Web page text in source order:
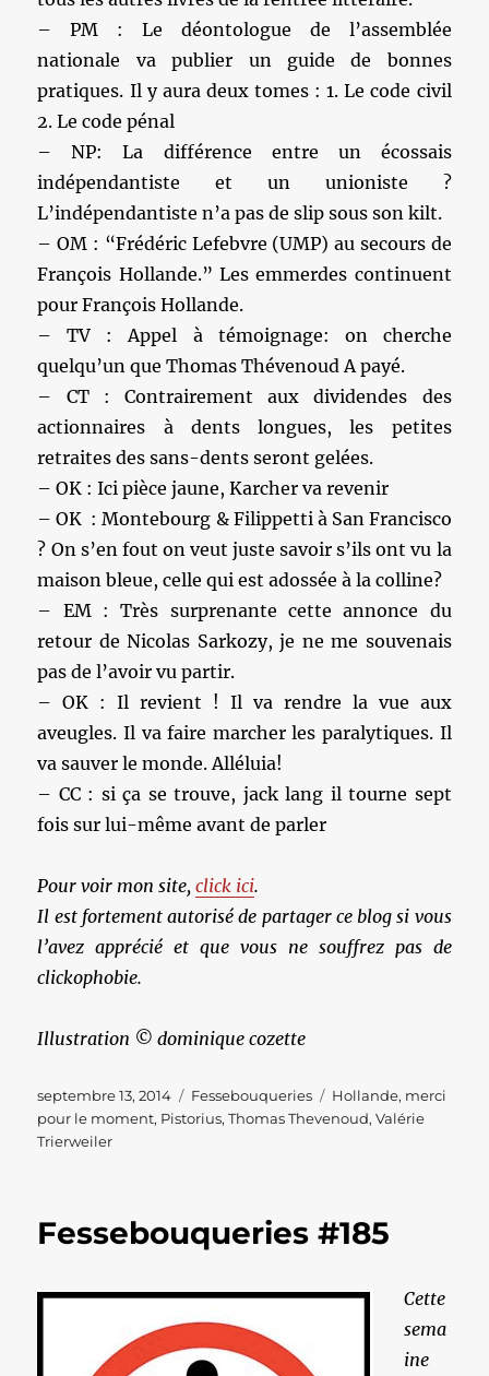
– PM : Le déontologue de l’assemblée
nationale va publier un guide de bonnes
pratiques. Il y aura deux tomes : 1. Le code civil
2. Le code pénal
– NP: La différence entre un écossais
indépendantiste et un unioniste ?
L’indépendantiste n’a pas de slip sous son kilt.
– OM : “Frédéric Lefebvre (UMP) au secours de
François Hollande.” Les emmerdes continuent
pour François Hollande.
– TV : Appel à témoignage: on cherche
quelqu’un que Thomas Thévenoud A payé.
– CT : Contrairement aux dividendes des
actionnaires à dents longues, les petites
retraites des sans-dents seront gelées.
– OK : Ici pièce jaune, Karcher va revenir
– OK : Montebourg & Filippetti à San Francisco
? On s’en fout on veut juste savoir s’ils ont vu la
maison bleue, celle qui est adossée à la colline?
– EM : Très surprenante cette annonce du
retour de Nicolas Sarkozy, je ne me souvenais
pas de l’avoir vu partir.
– OK : Il revient ! Il va rendre la vue aux
aveugles. Il va faire marcher les paralytiques. Il
va sauver le monde. Alléluia!
– CC : si ça se trouve, jack lang il tourne sept
fois sur lui-même avant de parler
Pour voir mon site,click ici.
Il est fortement autorisé de partager ce blog si vous
l’avez apprécié et que vous ne souffrez pas de
clickophobie.
Illustration © dominique cozette
Publié
le
septembre 13, 2014 Catégories
Fessebouqueries Étiquettes
Hollande, merci
pour le moment, Pistorius,Thomas Thevenoud,Valérie
Trierweiler
Fessebouqueries #185
Cette
sema
ine